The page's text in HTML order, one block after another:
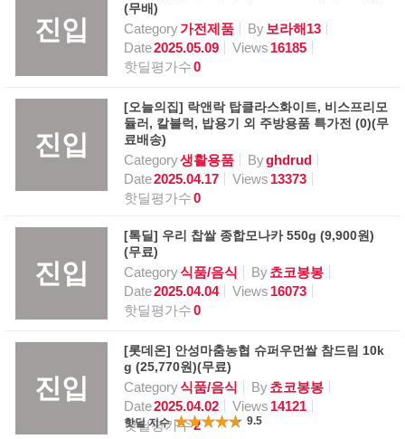
진입
(무배)
Category가전제품 By 보라해13
Date2025.05.09 Views 16185
핫딜평가수0
진입
[오늘의집] 락앤락 탑클라스화이트, 비스프리모
듈러, 칼블럭, 밥용기 외 주방용품 특가전 (0)(무
료배송)
Category생활용품 Byghdrud
Date2025.04.17 Views 13373
핫딜평가수0
진입
[톡딜] 우리 찹쌀 종합모나카 550g (9,900원)
(무료)
Category식품/음식 By쵸코봉봉
Date2025.04.04 Views 16073
핫딜평가수0
진입
[롯데온] 안성마춤농협 슈퍼우먼쌀 참드림 10k
g (25,770원)(무료)
Category식품/음식 By쵸코봉봉
Date2025.04.02 Views 14121
핫딜평가수2
핫딜 지수 9.5